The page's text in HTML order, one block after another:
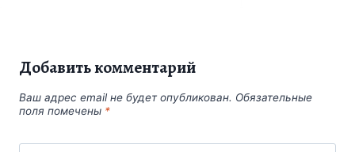
Добавить комментарий
Ваш адрес email не будет опубликован. Обязательные
поля помечены *